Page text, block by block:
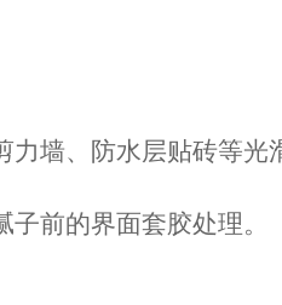
力墙、防水层贴砖等光
前的界面套胶处理。